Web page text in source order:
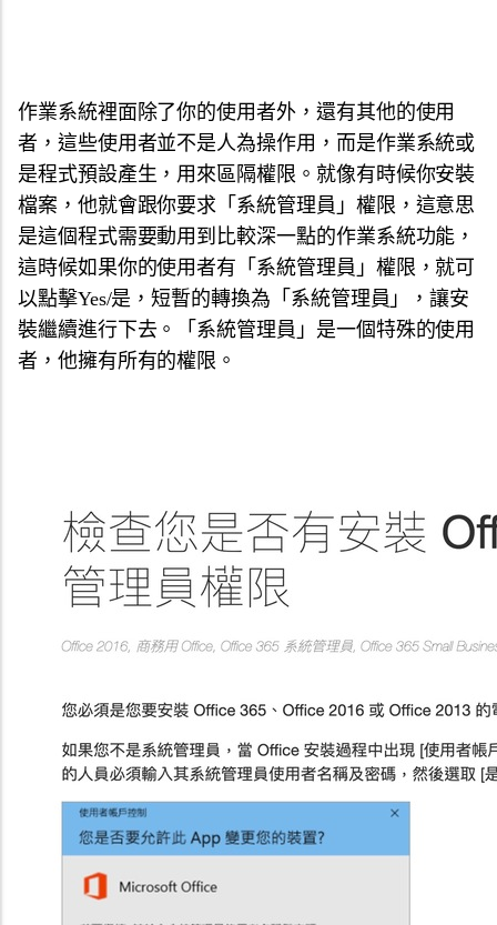
作業系統裡面除了你的使用者外，還有其他的使用
者，這些使用者並不是人為操作用，而是作業系統或
是程式預設產生，用來區隔權限。就像有時候你安裝
檔案，他就會跟你要求「系統管理員」權限，這意思
是這個程式需要動用到比較深一點的作業系統功能，
這時候如果你的使用者有「系統管理員」權限，就可
以點擊Yes/是，短暫的轉換為「系統管理員」，讓安
裝繼續進行下去。「系統管理員」是一個特殊的使用
者，他擁有所有的權限。